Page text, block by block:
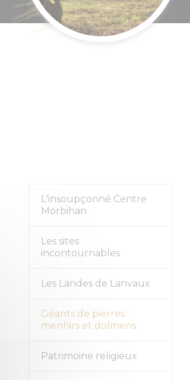
L'insoupçonné Centre
Morbihan
Les sites
incontournables
Les Landes de Lanvaux
Géants de pierres :
menhirs et dolmens
Patrimoine religieux